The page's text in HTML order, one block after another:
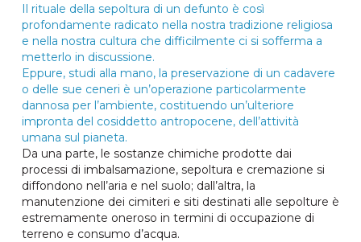
Il rituale della sepoltura di un defunto è così
profondamente radicato nella nostra tradizione religiosa
e nella nostra cultura che difficilmente ci si sofferma a
metterlo in discussione.
Eppure, studi alla mano, la preservazione di un cadavere
o delle sue ceneri è un’operazione particolarmente
dannosa per l’ambiente, costituendo un’ulteriore
impronta del cosiddetto antropocene, dell’attività
umana sul pianeta.
Da una parte, le sostanze chimiche prodotte dai
processi di imbalsamazione, sepoltura e cremazione si
diffondono nell’aria e nel suolo; dall’altra, la
manutenzione dei cimiteri e siti destinati alle sepolture è
estremamente oneroso in termini di occupazione di
terreno e consumo d’acqua.